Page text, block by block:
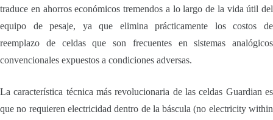
traduce en ahorros económicos tremendos a lo largo de la vida útil del
equipo de pesaje, ya que elimina prácticamente los costos de
reemplazo de celdas que son frecuentes en sistemas analógicos
convencionales expuestos a condiciones adversas.
La característica técnica más revolucionaria de las celdas Guardian es
que no requieren electricidad dentro de la báscula (no electricity within